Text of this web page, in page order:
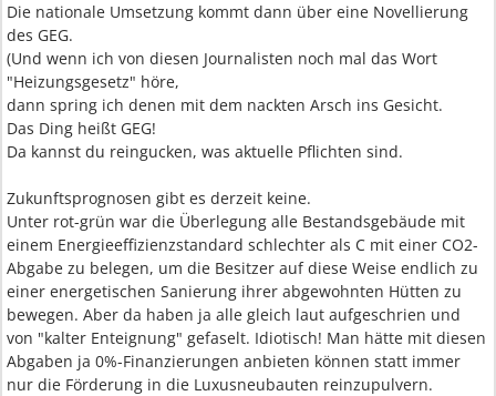
Die nationale Umsetzung kommt dann über eine Novellierung
des GEG.
(Und wenn ich von diesen Journalisten noch mal das Wort
"Heizungsgesetz" höre,
dann spring ich denen mit dem nackten Arsch ins Gesicht.
Das Ding heißt GEG!
Da kannst du reingucken, was aktuelle Pflichten sind.
Zukunftsprognosen gibt es derzeit keine.
Unter rot-grün war die Überlegung alle Bestandsgebäude mit
einem Energieeffizienzstandard schlechter als C mit einer CO2-
Abgabe zu belegen, um die Besitzer auf diese Weise endlich zu
einer energetischen Sanierung ihrer abgewohnten Hütten zu
bewegen. Aber da haben ja alle gleich laut aufgeschrien und
von "kalter Enteignung" gefaselt. Idiotisch! Man hätte mit diesen
Abgaben ja 0%-Finanzierungen anbieten können statt immer
nur die Förderung in die Luxusneubauten reinzupulvern.